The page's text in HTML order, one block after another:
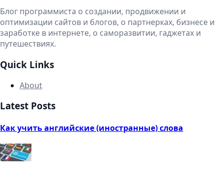
Блог программиста о создании, продвижении и
оптимизации сайтов и блогов, о партнерках, бизнесе и
заработке в интернете, о саморазвитии, гаджетах и
путешествиях.
Quick Links
About
Latest Posts
Как учить английские (иностранные) слова